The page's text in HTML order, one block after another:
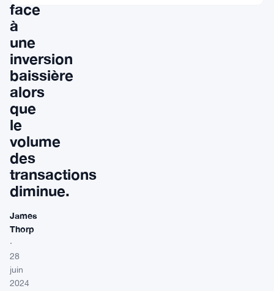
face
à
une
inversion
baissière
alors
que
le
volume
des
transactions
diminue.
James
Thorp
·
28
juin
2024